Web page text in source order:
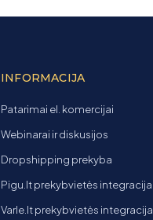
INFORMACIJA
Patarimai el. komercijai
Webinarai ir diskusijos
Dropshipping prekyba
Pigu.lt prekybvietės integracija
Varle.lt prekybvietės integracija